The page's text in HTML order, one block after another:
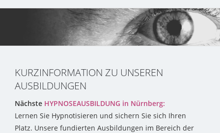
KURZINFORMATION ZU UNSEREN
AUSBILDUNGEN
Nächste HYPNOSEAUSBILDUNG in Nürnberg:
Lernen Sie Hypnotisieren und sichern Sie sich Ihren
Platz. Unsere fundierten Ausbildungen im Bereich der